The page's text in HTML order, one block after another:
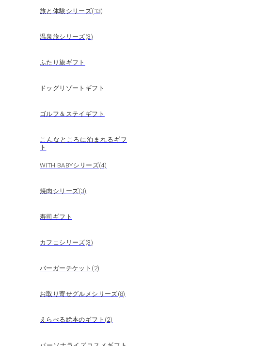
旅と体験シリーズ(13)
温泉旅シリーズ(3)
ふたり旅ギフト
ドッグリゾートギフト
ゴルフ＆ステイギフト
こんなところに泊まれるギフ
ト
WITH BABYシリーズ(4)
焼肉シリーズ(3)
寿司ギフト
カフェシリーズ(3)
バーガーチケット(2)
お取り寄せグルメシリーズ(8)
えらべる絵本のギフト(2)